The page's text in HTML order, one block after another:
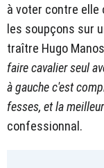
à voter contre elle
les soupçons sur
traître Hugo
faire cavalier seul
à gauche c'est
fesses, et la
confessionnal.